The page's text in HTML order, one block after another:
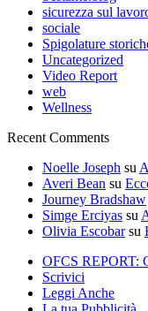
sicurezza sul
sociale
Spigolature
Uncategorized
Video Report
web
Wellness
Recent Comments
Noelle Joseph su
Averi Bean su
Journey Bradshaw
Simge Erciyas su
Olivia Escobarsu
OFCS REPORT:
Scrivici
Leggi Anche